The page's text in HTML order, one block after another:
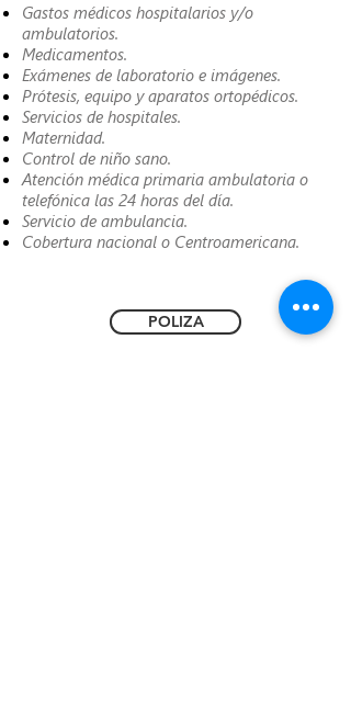
Gastos médicos hospitalarios y/o
ambulatorios.
Medicamentos.
Exámenes de laboratorio e imágenes.
Prótesis, equipo y aparatos ortopédicos.
Servicios de hospitales.
Maternidad.
Control de niño sano.
Atención médica primaria ambulatoria o
telefónica las 24 horas del día.
Servicio de ambulancia.
Cobertura nacional o Centroamericana.
POLIZA